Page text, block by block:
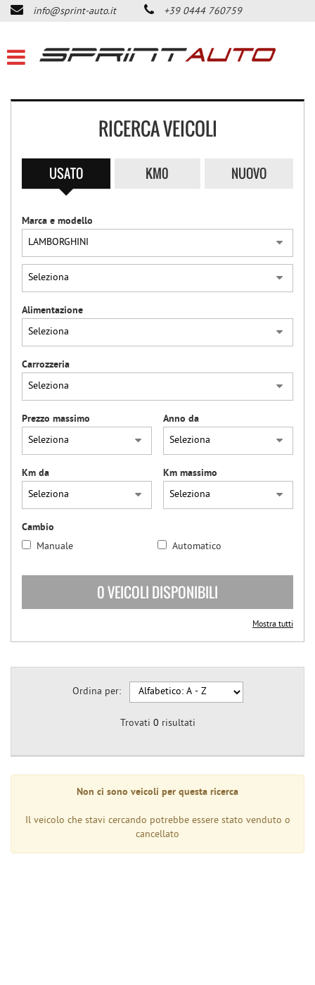
HOME
LISTA VEICOLI
ACQUISTIAMO USATO
CONTATTI
NEWS
AREA COMMERCIANTI
info@sprint-auto.it +39 0444 760759
RICERCA VEICOLI
USATO KM0 NUOVO
Marca e modello
Alimentazione
Carrozzeria
Prezzo massimo Anno da
Km da Km massimo
Cambio
Manuale
Automatico
0 VEICOLI DISPONIBILI
Mostra tutti
Ordina per:
Trovati 0 risultati
Non ci sono veicoli per questa ricerca
Il veicolo che stavi cercando potrebbe essere stato venduto o
cancellato